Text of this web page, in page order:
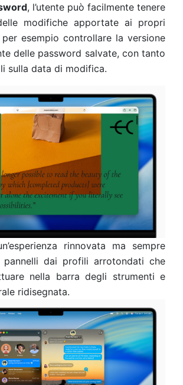
, l’utente può facilmente tenere
modifiche apportate ai propri
esempio controllare la versione
delle password salvate, con tanto
sulla data di modifica.
rinnovata ma sempre
pannelli dai profili arrotondati che
nella barra degli strumenti e
ridisegnata.